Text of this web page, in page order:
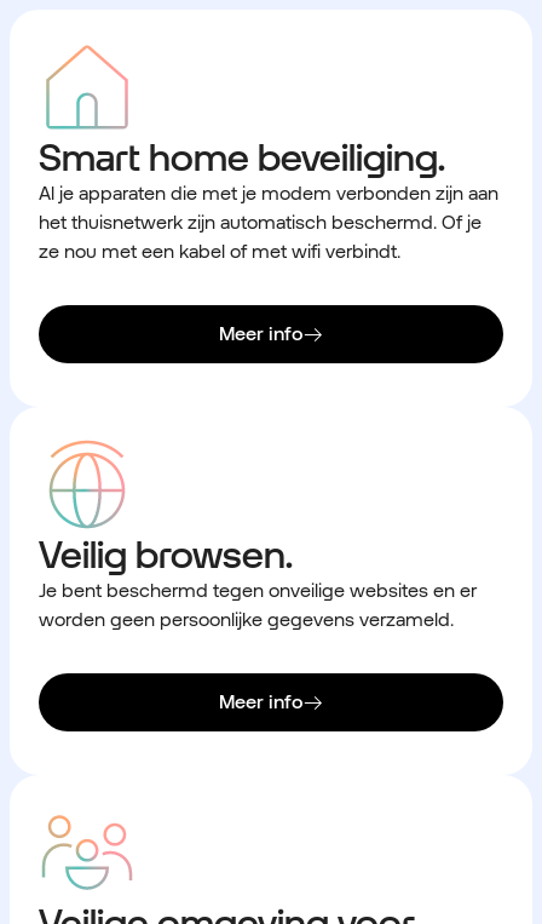
Smart home beveiliging.
Al je apparaten die met je modem verbonden zijn aan
het thuisnetwerk zijn automatisch beschermd. Of je
ze nou met een kabel of met wifi verbindt.
Meer info
Veilig browsen.
Je bent beschermd tegen onveilige websites en er
worden geen persoonlijke gegevens verzameld.
Meer info